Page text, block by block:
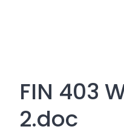
FIN 403
2.doc